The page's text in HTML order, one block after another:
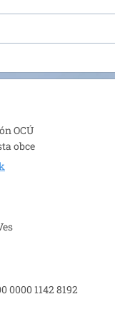
OCÚ
obce
0000 1142 8192